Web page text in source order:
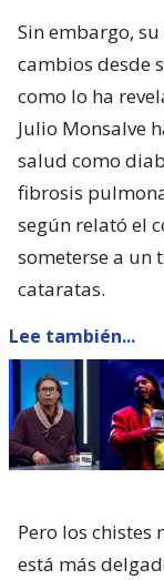
Sin embargo,
cambios desde
como lo ha
Julio Monsalve
salud como
fibrosis
según relató el
someterse a un
cataratas.
Lee también...
Pero los chistes
está más